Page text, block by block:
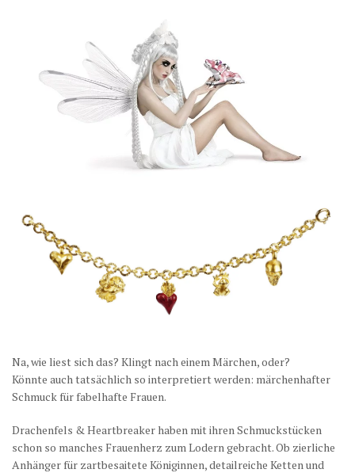
Na, wie liest sich das? Klingt nach einem Märchen, oder?
Könnte auch tatsächlich so interpretiert werden: märchenhafter
Schmuck für fabelhafte Frauen.
Drachenfels & Heartbreaker haben mit ihren Schmuckstücken
schon so manches Frauenherz zum Lodern gebracht. Ob zierliche
Anhänger für zartbesaitete Königinnen, detailreiche Ketten und